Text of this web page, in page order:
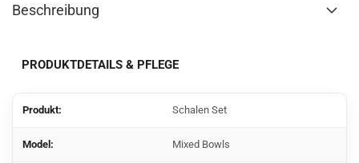
Beschreibung
PRODUKTDETAILS & PFLEGE
Produkt: Schalen Set
Model: Mixed Bowls